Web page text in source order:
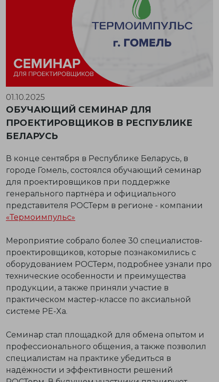
01.10.2025
ОБУЧАЮЩИЙ СЕМИНАР ДЛЯ
ПРОЕКТИРОВЩИКОВ В РЕСПУБЛИКЕ
БЕЛАРУСЬ
В конце сентября в Республике Беларусь, в
городе Гомель, состоялся обучающий семинар
для проектировщиков при поддержке
генерального партнёра и официального
представителя РОСТерм в регионе - компании
«Термоимпульс»
Мероприятие собрало более 30 специалистов-
проектировщиков, которые познакомились с
оборудованием РОСТерм, подробнее узнали про
технические особенности и преимущества
продукции, а также приняли участие в
практическом мастер-классе по аксиальной
системе PE-Xa.
Семинар стал площадкой для обмена опытом и
профессионального общения, а также позволил
специалистам на практике убедиться в
надёжности и эффективности решений